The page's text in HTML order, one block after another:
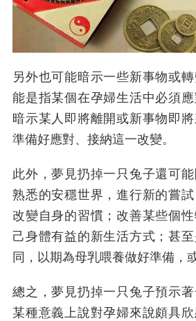
另外也可能暗示一些新事物或
能是指某個在孕婦生活中必須
暗示某人即將離開或新事物即
準備好應對、接納這一改變。
此外，夢見扔掉一只兔子還可
熟悉的安穩世界，進行新的嘗
改變自身的習慣；改善某些個
己身體有益的新生活方式；甚
同，以期為母乳喂養做好準備，
總之，夢見扔掉一只兔子預示
某種意義上說對孕婦來說頗具